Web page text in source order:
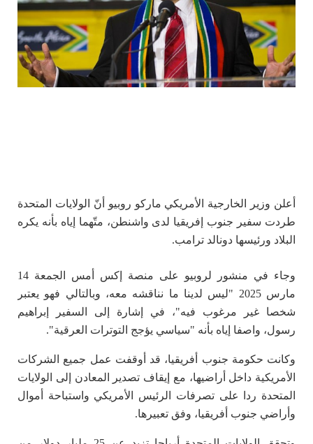
أعلن وزير الخارجية الأمريكي ماركو روبيو أنّ الولايات المتحدة
طردت سفير جنوب إفريقيا لدى واشنطن، متّهما إياه بأنه يكره
البلاد ورئيسها دونالد ترامب.
وجاء في منشور لروبيو على منصة إكس أمس الجمعة 14
مارس 2025 "ليس لدينا ما نناقشه معه، وبالتالي فهو يعتبر
شخصا غير مرغوب فيه"، في إشارة إلى السفير إبراهيم
رسول، واصفا إياه بأنه "سياسي يؤجج التوترات العرقية".
وكانت حكومة جنوب أفريقيا، قد أوقفت عمل جميع الشركات
الأمريكية داخل أراضيها، مع إيقاف تصدير المعادن إلى الولايات
المتحدة ردا على تصرفات الرئيس الأمريكي واستباحة أموال
وأراضي جنوب أفريقيا، وفق تعبيرها.